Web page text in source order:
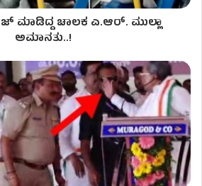
ಮಾಡಿದ್ದ ಚಾಲಕ ಎ.ಆರ್. ಮುಲ್ಲಾ
ಅಮಾನತು..!